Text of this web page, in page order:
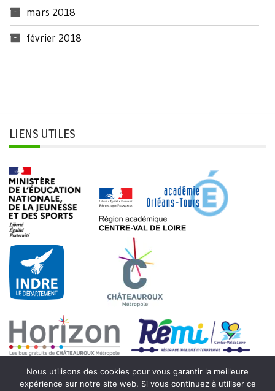
mars 2018
février 2018
LIENS UTILES
Nous utilisons des cookies pour vous garantir la meilleure
expérience sur notre site web. Si vous continuez à utiliser ce